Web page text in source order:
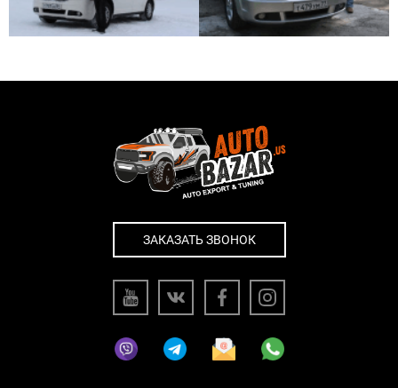
ЗАКАЗАТЬ ЗВОНОК